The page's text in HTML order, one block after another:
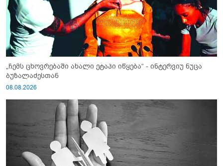
„ჩემს ცხოვრებაში ახალი ეტაპი იწყება“ - ინტერვიუ ნუცა
ბუზალაძესთან
08.08.2026